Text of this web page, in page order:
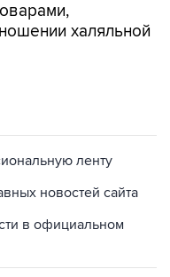
халяльной
ленту
новостей сайта
в официальном